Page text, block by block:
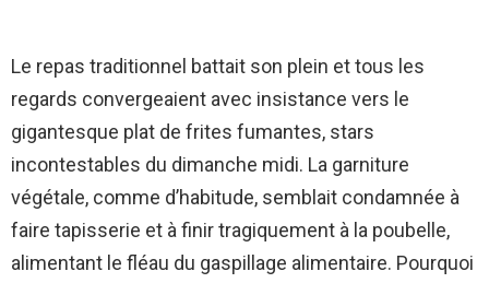
Le repas traditionnel battait son plein et tous les
regards convergeaient avec insistance vers le
gigantesque plat de frites fumantes, stars
incontestables du dimanche midi. La garniture
végétale, comme d’habitude, semblait condamnée à
faire tapisserie et à finir tragiquement à la poubelle,
alimentant le fléau du gaspillage alimentaire. Pourquoi